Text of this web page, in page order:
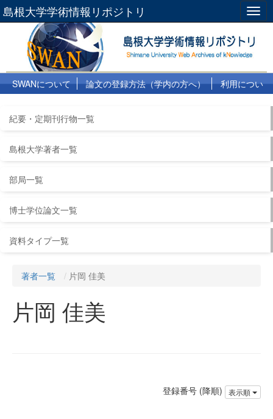
島根大学学術情報リポジトリ
SWANについて 論文の登録方法（学内の方へ）
利用につい
紀要・定期刊行物一覧
島根大学著者一覧
部局一覧
博士学位論文一覧
資料タイプ一覧
著者一覧 片岡 佳美
片岡 佳美
登録番号 (降順) 表示順